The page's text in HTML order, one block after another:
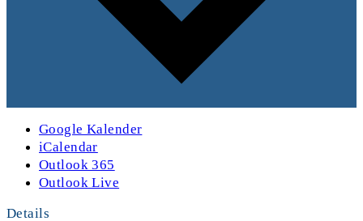
Google Kalender
iCalendar
Outlook 365
Outlook Live
Details